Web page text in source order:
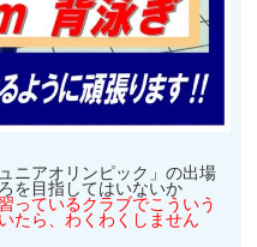
ニアオリンピック」の出場
を目指してはいないか
っているクラブでこういう
たら、わくわくしません